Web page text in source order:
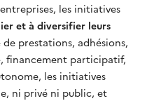
les initiatives
et à diversifier leurs
de prestations, adhésions,
financement participatif,
les initiatives
ni privé ni public, et